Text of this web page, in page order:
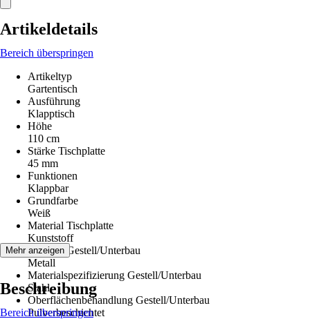
Artikeldetails
Bereich überspringen
Artikeltyp
Gartentisch
Ausführung
Klapptisch
Höhe
110 cm
Stärke Tischplatte
45 mm
Funktionen
Klappbar
Grundfarbe
Weiß
Material Tischplatte
Kunststoff
Material Gestell/Unterbau
Metall
Materialspezifizierung Gestell/Unterbau
Stahl
Oberflächenbehandlung Gestell/Unterbau
Pulverbeschichtet
Mehr anzeigen
Beschreibung
Bereich überspringen